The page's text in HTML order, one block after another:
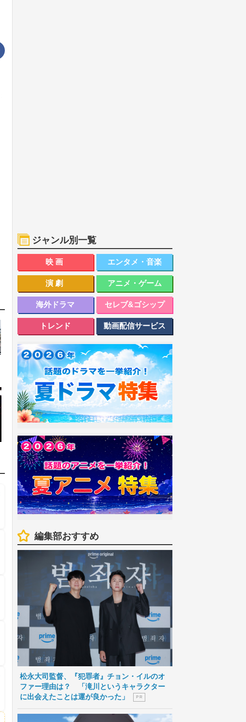
ジャンル別一覧
映画 エンタメ・音楽
演劇 アニメ・ゲーム
海外ドラマ セレブ&ゴシップ
トレンド 動画配信サービス
編集部おすすめ
松永大司監督、『犯罪者』チョン・イルのオ
ファー理由は？ 「滝川というキャラクター
に出会えたことは運が良かった」
P R